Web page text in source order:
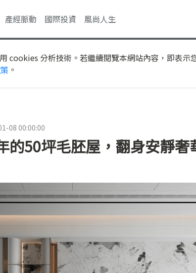
產經脈動 國際投資 風尚人生
cookies 分析技術。若繼續閱覽本網站內容，即表
。
08 00:00:00
的50坪毛胚屋，翻身安靜奢